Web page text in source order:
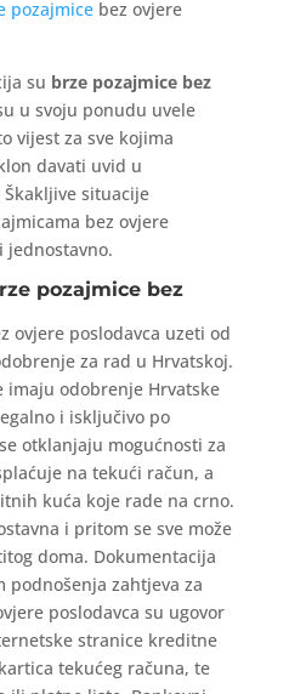
pozajmicebez ovjere
su brze pozajmice bez
u svoju ponudu uvele
vijest za sve kojima
davati uvid u
situacije
bez ovjere
jednostavno.
pozajmice bez
ovjere poslodavca uzeti od
za rad u Hrvatskoj.
imaju odobrenje Hrvatske
i isključivo po
otklanjaju mogućnosti za
na tekući račun, a
kuća koje rade na crno.
i pritom se sve može
doma. Dokumentacija
zahtjeva za
poslodavca su ugovor
stranice kreditne
tekućeg računa, te